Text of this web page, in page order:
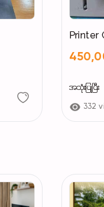
Printer
အသုံးပြုပြီး
332